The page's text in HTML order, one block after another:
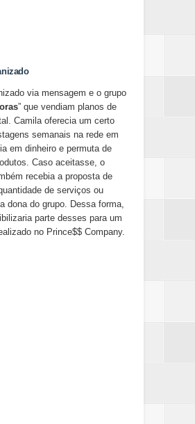
via mensagem e o grupo
” que vendiam planos de
Camila oferecia um certo
semanais na rede em
em dinheiro e permuta de
Caso aceitasse, o
recebia a proposta de
de serviços ou
dona do grupo. Dessa forma,
parte desses para um
no Prince$$ Company.